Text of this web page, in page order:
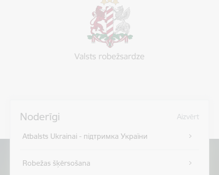
Noderīgi Aizvērt
Atbalsts Ukrainai - підтримка України
Robežas šķērsošana